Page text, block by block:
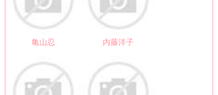
亀山忍 内藤洋子